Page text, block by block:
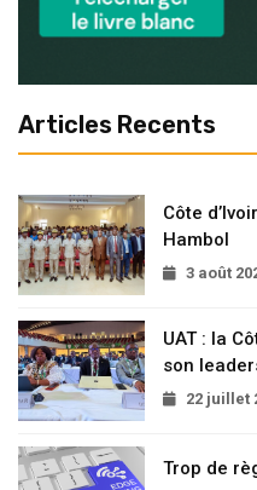
Articles Recents
Côte
Hambol
3 août
UAT : la
son
22 juillet
Trop de